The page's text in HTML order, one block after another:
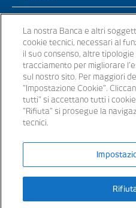
TerreLab – News
TerreLab – prendi un
Banche appartenenti al Gruppo
P.IVA 15854861000 – iscritta all’
La nostra Banca e altri
cookie tecnici, necessari al
il suo consenso, altre
tracciamento per migliorare
sul nostro sito. Per maggiori
"Impostazione Cookie".
tutti" si accettano tutti i
"Rifiuta" si prosegue la
tecnici.